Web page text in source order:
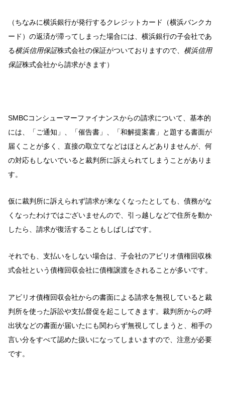
（ちなみに横浜銀行が発行するクレジットカード（横浜バンクカ
ード）の返済が滞ってしまった場合には、横浜銀行の子会社であ
る横浜信用保証株式会社の保証がついておりますので、 横浜信用
保証株式会社から請求がきます）
SMBCコンシューマーファイナンスからの請求について、基本的
には、「ご通知」、「催告書」、「和解提案書」と題する書面が
届くことが多く、直接の取立てなどはほとんどありませんが、何
の対応もしないでいると裁判所に訴えられてしまうことがありま
す。
仮に裁判所に訴えられず請求が来なくなったとしても、債務がな
くなったわけではございませんので、引っ越しなどで住所を動か
したら、請求が復活することもしばしばです。
それでも、支払いをしない場合は、子会社のアビリオ債権回収株
式会社という債権回収会社に債権譲渡をされることが多いです。
アビリオ債権回収会社からの書面による請求を無視していると裁
判所を使った訴訟や支払督促を起こしてきます。裁判所からの呼
出状などの書面が届いたにも関わらず無視してしまうと、相手の
言い分をすべて認めた扱いになってしまいますので、注意が必要
です。